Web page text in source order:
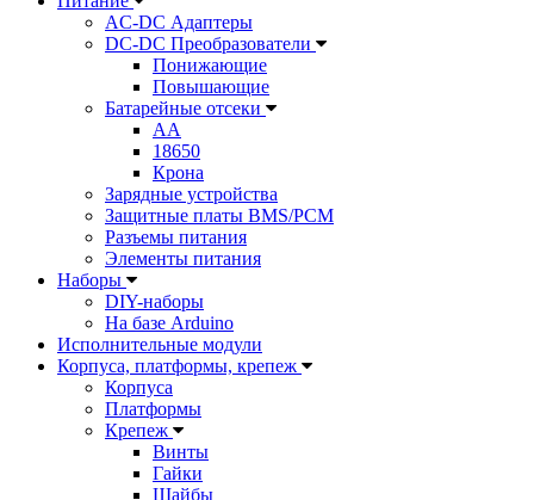
AC-DC Адаптеры
DC-DC Преобразователи
Понижающие
Повышающие
Батарейные отсеки
AA
18650
Крона
Зарядные устройства
Защитные платы BMS/PCM
Разъемы питания
Элементы питания
Наборы
DIY-наборы
На базе Arduino
Исполнительные модули
Корпуса, платформы, крепеж
Корпуса
Платформы
Крепеж
Винты
Гайки
Шайбы